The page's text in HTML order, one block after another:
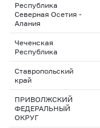
Республика
Северная Осетия -
Алания
Чеченская
Республика
Ставропольский
край
ПРИВОЛЖСКИЙ
ФЕДЕРАЛЬНЫЙ
ОКРУГ